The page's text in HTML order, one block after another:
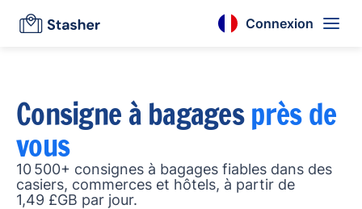
Connexion
Consigne à bagagesprès de
vous
10 500+ consignes à bagages fiables dans des
casiers, commerces et hôtels, à partir de
1,49 £GB par jour.